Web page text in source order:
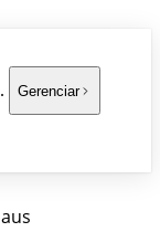
Gerenciar